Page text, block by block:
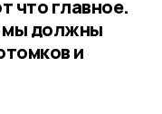
что главное.
мы должны
и